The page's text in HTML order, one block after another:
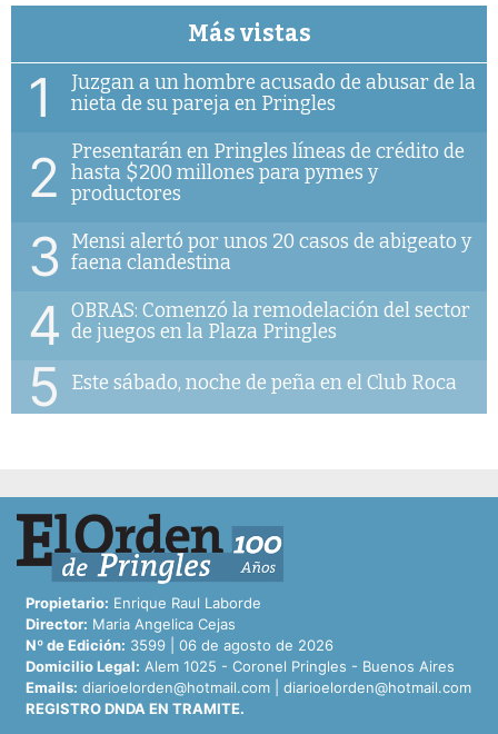
Más vistas
1
Juzgan a un hombre acusado de abusar de la
nieta de su pareja en Pringles
2
Presentarán en Pringles líneas de crédito de
hasta $200 millones para pymes y
productores
3
Mensi alertó por unos 20 casos de abigeato y
faena clandestina
4 OBRAS: Comenzó la remodelación del sector
de juegos en la Plaza Pringles
5 Este sábado, noche de peña en el Club Roca
Propietario: Enrique Raul Laborde
Director: Maria Angelica Cejas
Nº de Edición: 3599 | 06 de agosto de 2026
Domicilio Legal: Alem 1025 - Coronel Pringles - Buenos Aires
Emails: diarioelorden@hotmail.com
diarioelorden@hotmail.com
REGISTRO DNDA EN TRAMITE.